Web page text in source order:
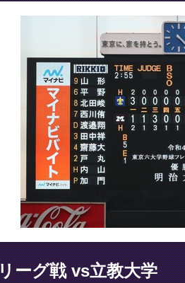
ーグ戦 vs立教大学